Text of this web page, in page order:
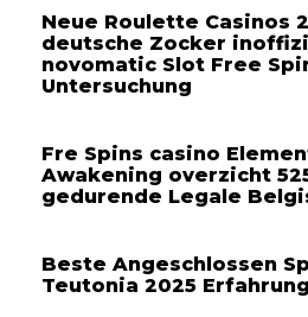
Neue Roulette Casinos
deutsche Zocker
novomatic Slot Free
Untersuchung
Fre Spins casino
Awakening overzicht
gedurende Legale
Beste Angeschlossen
Teutonia 2025